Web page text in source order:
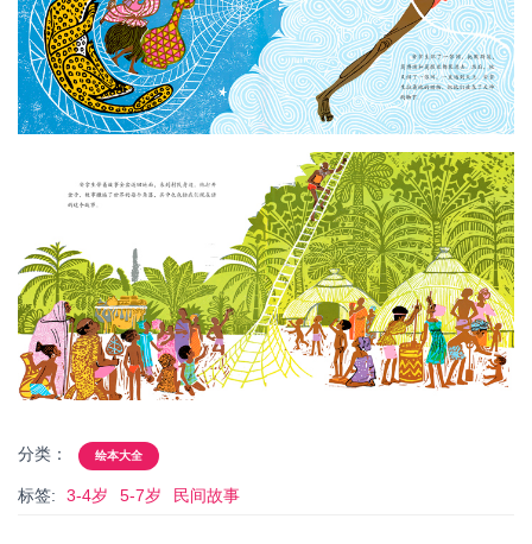
分类： 绘本大全
标签: 3-4岁 5-7岁 民间故事